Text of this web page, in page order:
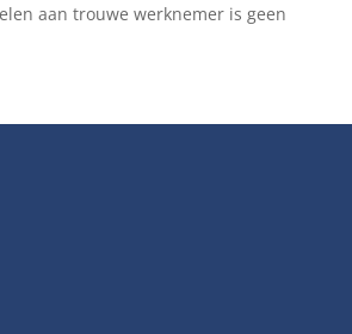
aan trouwe werknemer is geen